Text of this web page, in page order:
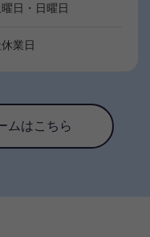
日・日曜日
業日
ムはこちら